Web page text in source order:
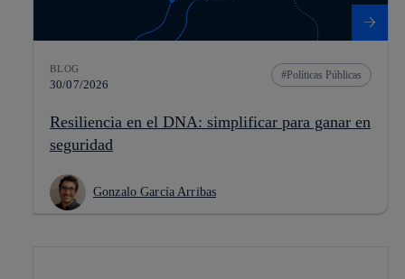
BLOG
30/07/2026
Políticas Públicas
Resiliencia en el DNA: simplificar para ganar en
seguridad
Gonzalo García Arribas